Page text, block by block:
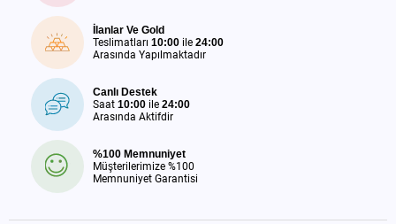
İlanlar Ve Gold
Teslimatları 10:00 ile 24:00
Arasında Yapılmaktadır
Canlı Destek
Saat 10:00 ile 24:00
Arasında Aktifdir
%100 Memnuniyet
Müşterilerimize %100
Memnuniyet Garantisi